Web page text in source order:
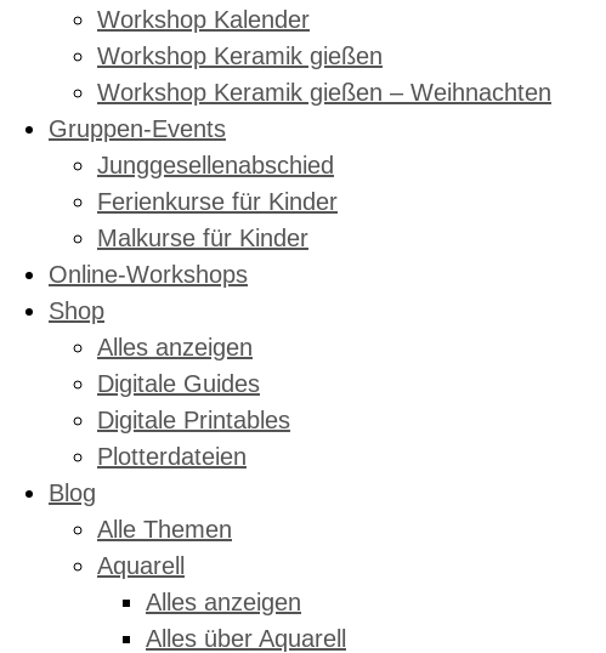
Workshop Kalender
Workshop Keramik gießen
Workshop Keramik gießen – Weihnachten
Gruppen-Events
Junggesellenabschied
Ferienkurse für Kinder
Malkurse für Kinder
Online-Workshops
Shop
Alles anzeigen
Digitale Guides
Digitale Printables
Plotterdateien
Blog
Alle Themen
Aquarell
Alles anzeigen
Alles über Aquarell